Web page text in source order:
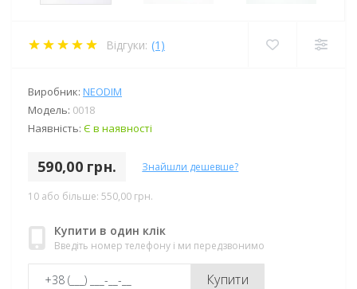
Відгуки: (1)
Виробник: NEODIM
Модель: 0018
Наявність: Є в наявності
590,00 грн. Знайшли дешевше?
10 або більше: 550,00 грн.
Купити в один клік
Введіть номер телефону і ми передзвонимо
Купити